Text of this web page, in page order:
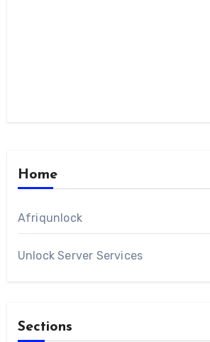
Home
Afriqunlock
Unlock Server Services
Sections